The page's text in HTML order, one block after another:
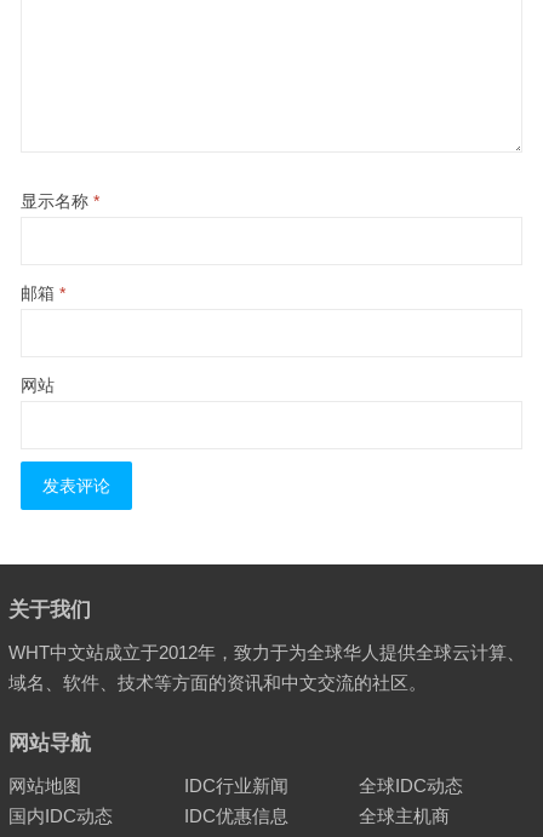
显示名称 *
邮箱 *
网站
关于我们
WHT中文站成立于2012年，致力于为全球华人提供全球云计算、
域名、软件、技术等方面的资讯和中文交流的社区。
网站导航
网站地图 IDC行业新闻
全球IDC动态
国内IDC动态
IDC优惠信息
全球主机商